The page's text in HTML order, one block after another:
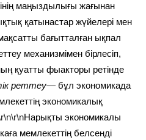
маңыздылығы жағынан
қатынастар жүйелері мен
бағытталған ықпал
механизмімен бірлесіп,
қуатты фыакторы ретінде
реттеу— бұл экономикада
экономикалық
Нарықты экономикалы
мемлекеттің белсенді